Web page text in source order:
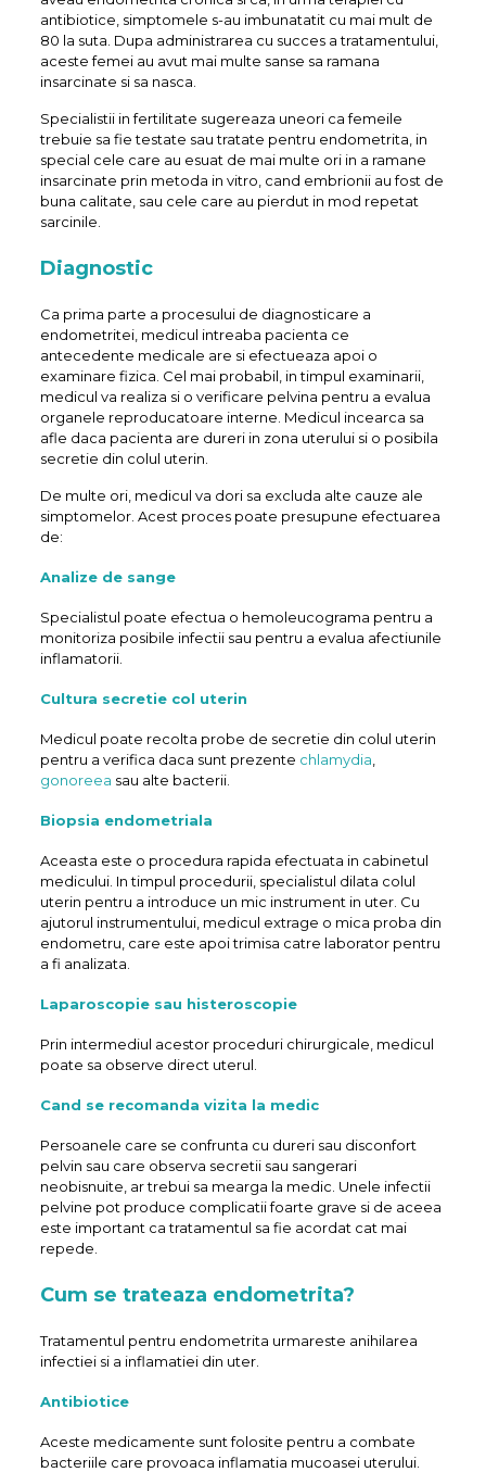
antibiotice, simptomele s-au imbunatatit cu mai mult de
80 la suta. Dupa administrarea cu succes a tratamentului,
aceste femei au avut mai multe sanse sa ramana
insarcinate si sa nasca.
Specialistii in fertilitate sugereaza uneori ca femeile
trebuie sa fie testate sau tratate pentru endometrita, in
special cele care au esuat de mai multe ori in a ramane
insarcinate prin metoda in vitro, cand embrionii au fost de
buna calitate, sau cele care au pierdut in mod repetat
sarcinile.
Diagnostic
Ca prima parte a procesului de diagnosticare a
endometritei, medicul intreaba pacienta ce
antecedente medicale are si efectueaza apoi o
examinare fizica. Cel mai probabil, in timpul examinarii,
medicul va realiza si o verificare pelvina pentru a evalua
organele reproducatoare interne. Medicul incearca sa
afle daca pacienta are dureri in zona uterului si o posibila
secretie din colul uterin.
De multe ori, medicul va dori sa excluda alte cauze ale
simptomelor. Acest proces poate presupune efectuarea
de:
Analize de sange
Specialistul poate efectua o hemoleucograma pentru a
monitoriza posibile infectii sau pentru a evalua afectiunile
inflamatorii.
Cultura secretie col uterin
Medicul poate recolta probe de secretie din colul uterin
pentru a verifica daca sunt prezente chlamydia
gonoreea sau alte bacterii.
Biopsia endometriala
Aceasta este o procedura rapida efectuata in cabinetul
medicului. In timpul procedurii, specialistul dilata colul
uterin pentru a introduce un mic instrument in uter. Cu
ajutorul instrumentului, medicul extrage o mica proba din
endometru, care este apoi trimisa catre laborator pentru
a fi analizata.
Laparoscopie sau histeroscopie
Prin intermediul acestor proceduri chirurgicale, medicul
poate sa observe direct uterul.
Cand se recomanda vizita la medic
Persoanele care se confrunta cu dureri sau disconfort
pelvin sau care observa secretii sau sangerari
neobisnuite, ar trebui sa mearga la medic. Unele infectii
pelvine pot produce complicatii foarte grave si de aceea
este important ca tratamentul sa fie acordat cat mai
repede.
Cum se trateaza endometrita?
Tratamentul pentru endometrita urmareste anihilarea
infectiei si a inflamatiei din uter.
Antibiotice
Aceste medicamente sunt folosite pentru a combate
bacteriile care provoaca inflamatia mucoasei uterului.